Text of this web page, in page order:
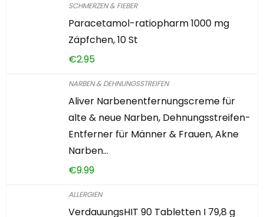
SCHMERZEN & FIEBER
Paracetamol-ratiopharm 1000 mg
Zäpfchen, 10 St
€2.95
NARBEN & DEHNUNGSSTREIFEN
Aliver Narbenentfernungscreme für
alte & neue Narben, Dehnungsstreifen-
Entferner für Männer & Frauen, Akne
Narben…
€9.99
ALLERGIEN
VerdauungsHIT 90 Tabletten I 79,8 g